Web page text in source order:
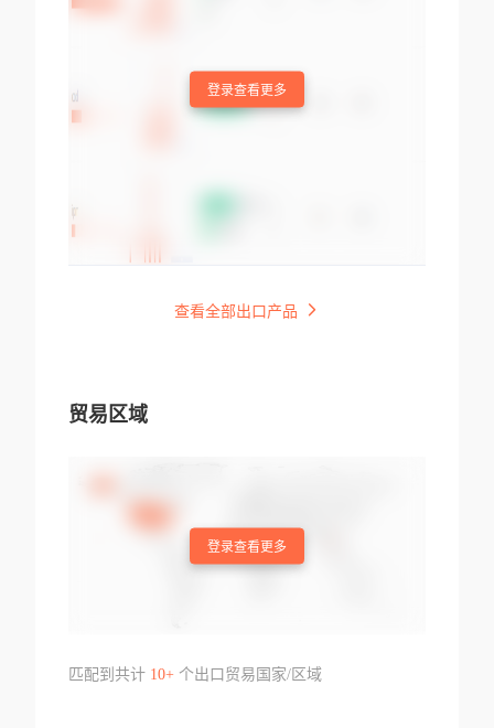
登录查看更多
查看全部出口产品
贸易区域
登录查看更多
匹配到共计 10+个出口贸易国家/区域